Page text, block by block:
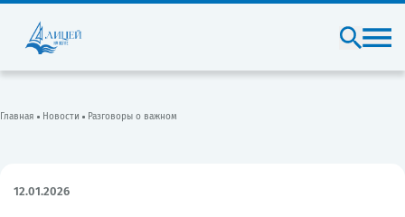
Главная Новости Разговоры о важном
12.01.2026